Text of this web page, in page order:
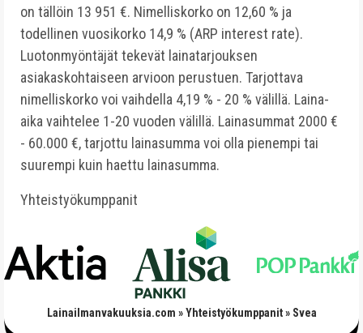
on tällöin 13 951 €. Nimelliskorko on 12,60 % ja
todellinen vuosikorko 14,9 % (ARP interest rate).
Luotonmyöntäjät tekevät lainatarjouksen
asiakaskohtaiseen arvioon perustuen. Tarjottava
nimelliskorko voi vaihdella 4,19 % - 20 % välillä. Laina-
aika vaihtelee 1-20 vuoden välillä. Lainasummat 2000 €
- 60.000 €, tarjottu lainasumma voi olla pienempi tai
suurempi kuin haettu lainasumma.
Yhteistyökumppanit
Lainailmanvakuuksia.com »Yhteistyökumppanit» Svea